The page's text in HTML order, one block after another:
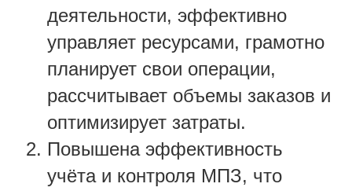
деятельности, эффективно
управляет ресурсами, грамотно
планирует свои операции,
рассчитывает объемы заказов и
оптимизирует затраты.
Повышена эффективность
учёта и контроля МПЗ, что